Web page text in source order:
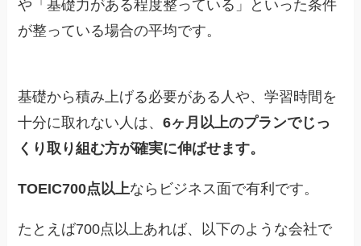
や「基礎力がある程度整っている」といった条件
が整っている場合の平均です。
基礎から積み上げる必要がある人や、学習時間を
十分に取れない人は、6ヶ月以上のプランでじっ
くり取り組む方が確実に伸ばせます。
TOEIC700点以上ならビジネス面で有利です。
たとえば700点以上あれば、以下のような会社で